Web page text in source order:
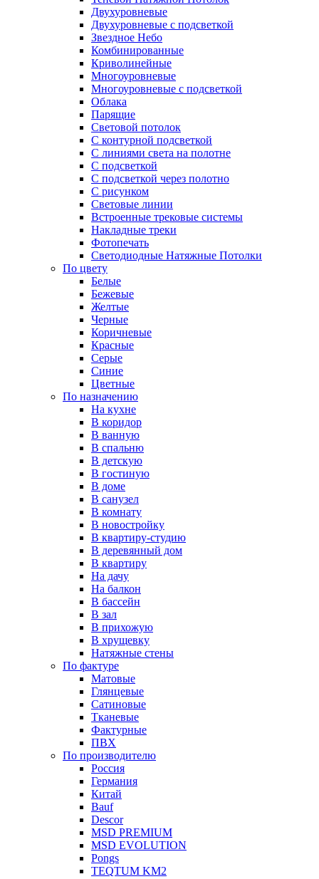
Двухуровневые
Двухуровневые с подсветкой
Звездное Небо
Комбинированные
Криволинейные
Многоуровневые
Многоуровневые с подсветкой
Облака
Парящие
Световой потолок
С контурной подсветкой
С линиями света на полотне
С подсветкой
С подсветкой через полотно
С рисунком
Световые линии
Встроенные трековые системы
Накладные треки
Фотопечать
Светодиодные Натяжные Потолки
По цвету
Белые
Бежевые
Желтые
Черные
Коричневые
Красные
Серые
Синие
Цветные
По назначению
На кухне
В коридор
В ванную
В спальню
В детскую
В гостиную
В доме
В санузел
В комнату
В новостройку
В квартиру-студию
В деревянный дом
В квартиру
На дачу
На балкон
В бассейн
В зал
В прихожую
В хрущевку
Натяжные стены
По фактуре
Матовые
Глянцевые
Сатиновые
Тканевые
Фактурные
ПВХ
По производителю
Россия
Германия
Китай
Вauf
Descor
MSD PREMIUM
MSD EVOLUTION
Pongs
TEQTUM KM2